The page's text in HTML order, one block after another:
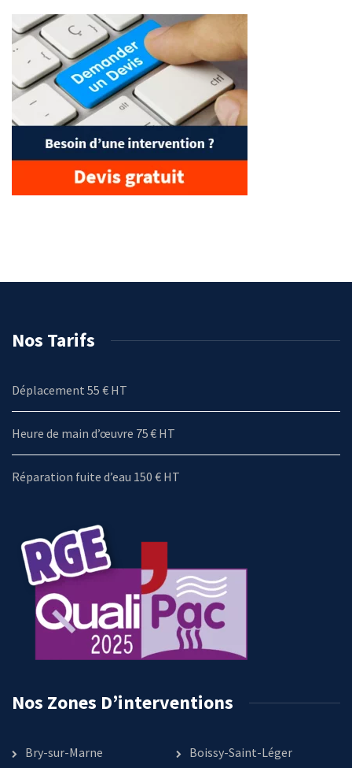
Nos Tarifs
Déplacement 55 € HT
Heure de main d’œuvre 75 € HT
Réparation fuite d’eau 150 € HT
Nos Zones D’interventions
Bry-sur-Marne Boissy-Saint-Léger